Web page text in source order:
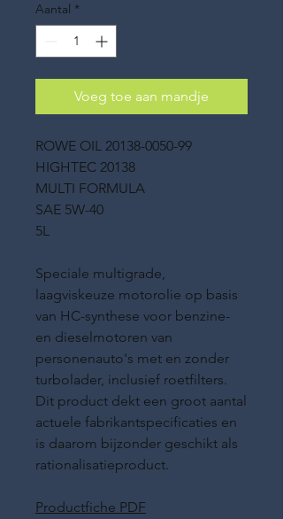
Aantal *
Voeg toe aan mandje
ROWE OIL 20138-0050-99
HIGHTEC 20138
MULTI FORMULA
SAE 5W-40
5L
Speciale multigrade,
laagviskeuze motorolie op basis
van HC-synthese voor benzine-
en dieselmotoren van
personenauto's met en zonder
turbolader, inclusief roetfilters.
Dit product dekt een groot aantal
actuele fabrikantspecificaties en
is daarom bijzonder geschikt als
rationalisatieproduct.
Productfiche PDF